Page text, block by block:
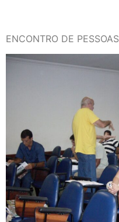
ENCONTRO DE